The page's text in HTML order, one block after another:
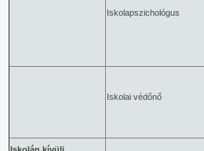
Iskolapszichológus
Iskolai védőnő